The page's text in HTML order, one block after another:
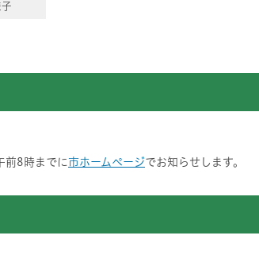
前8時までに 市ホームページでお知らせします。